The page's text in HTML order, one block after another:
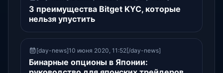
3 преимущества Bitget KYC, которые
нельзя упустить
[day-news]10 июня 2020, 11:52[/day-news]
Бинарные опционы в Японии: